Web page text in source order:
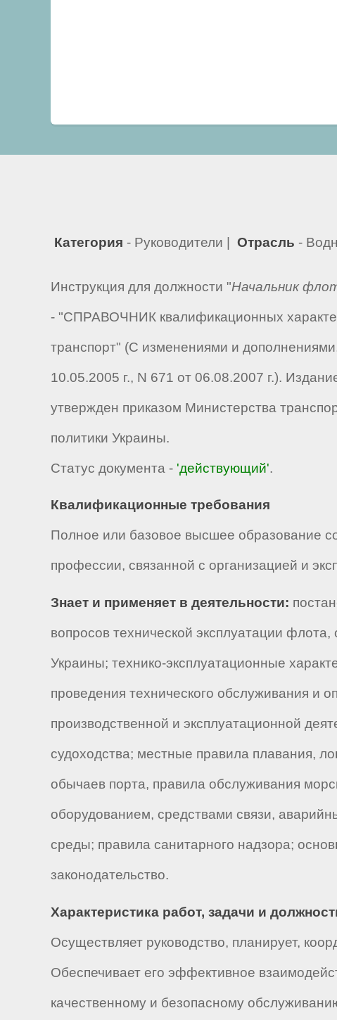
Категория - Руководители | Отрасль -
Инструкция для должности "Начальник
- "СПРАВОЧНИК квалификационных
транспорт" (С изменениями и
10.05.2005 г., N 671 от 06.08.2007 г.).
утвержден приказом Министерства
политики Украины.
Статус документа - 'действующий'.
Квалификационные требования
Полное или базовое высшее образование
профессии, связанной с организацией и
Знает и применяет в деятельности:
вопросов технической эксплуатации
Украины; технико-эксплуатационные
проведения технического обслуживания и
производственной и эксплуатационной
судоходства; местные правила плавания,
обычаев порта, правила обслуживания
оборудованием, средствами связи,
среды; правила санитарного надзора;
законодательство.
Характеристика работ, задачи и
Осуществляет руководство, планирует,
Обеспечивает его эффективное
качественному и безопасному